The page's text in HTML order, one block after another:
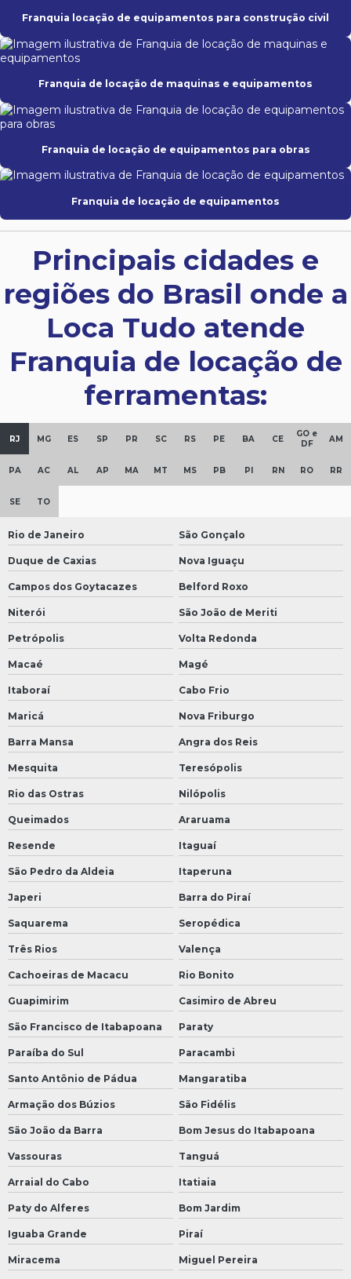
Franquia locação de equipamentos para construção civil
Franquia de locação de maquinas e equipamentos
Franquia de locação de equipamentos para obras
Franquia de locação de equipamentos
Principais cidades e
regiões do Brasil onde a
Loca Tudo atende
Franquia de locação de
ferramentas:
RJ MG ES SP PR SC RS PE BA CE
GO e
DF
AM
PA AC AL AP MA MT MS PB PI RN RO RR
SE TO
Rio de Janeiro São Gonçalo
Duque de Caxias Nova Iguaçu
Campos dos Goytacazes Belford Roxo
Niterói São João de Meriti
Petrópolis Volta Redonda
Macaé Magé
Itaboraí Cabo Frio
Maricá Nova Friburgo
Barra Mansa Angra dos Reis
Mesquita Teresópolis
Rio das Ostras Nilópolis
Queimados Araruama
Resende Itaguaí
São Pedro da Aldeia Itaperuna
Japeri Barra do Piraí
Saquarema Seropédica
Três Rios Valença
Cachoeiras de Macacu Rio Bonito
Guapimirim Casimiro de Abreu
São Francisco de Itabapoana Paraty
Paraíba do Sul Paracambi
Santo Antônio de Pádua Mangaratiba
Armação dos Búzios São Fidélis
São João da Barra Bom Jesus do Itabapoana
Vassouras Tanguá
Arraial do Cabo Itatiaia
Paty do Alferes Bom Jardim
Iguaba Grande Piraí
Miracema Miguel Pereira